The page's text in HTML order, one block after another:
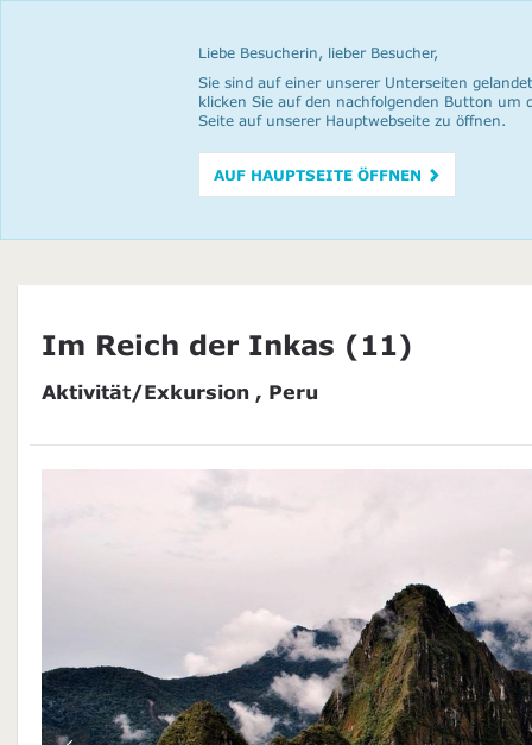
Liebe Besucherin, lieber Besucher,
Sie sind auf einer unserer Unterseiten
klicken Sie auf den nachfolgenden Button um
Seite auf unserer Hauptwebseite zu öffnen.
AUF HAUPTSEITE ÖFFNEN
Im Reich der Inkas (11)
Aktivität/Exkursion , Peru